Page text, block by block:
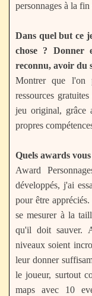
personnages à la
Dans quel but ce
chose ? Donner
reconnu, avoir du
Montrer que l'on
ressources
jeu original, grâce
propres
Quels awards
Award
développés, j'ai
pour être
se mesurer à la
qu'il doit sauver. Award level-design : Non pas que mes
niveaux soient
leur donner
le joueur, surtout
maps avec 10